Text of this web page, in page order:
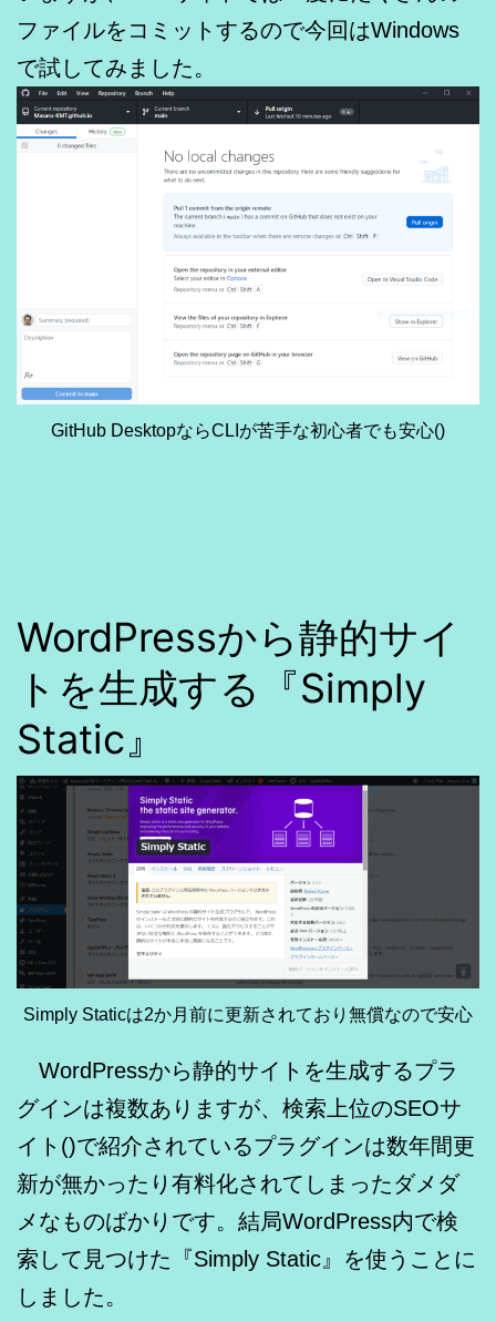
ファイルをコミットするので今回はWindows
で試してみました。
GitHub DesktopならCLIが苦手な初心者でも安心()
WordPressから静的サイ
トを生成する『Simply
Static』
Simply Staticは2か月前に更新されており無償なので安心
WordPressから静的サイトを生成するプラ
グインは複数ありますが、検索上位のSEOサ
イト()で紹介されているプラグインは数年間更
新が無かったり有料化されてしまったダメダ
メなものばかりです。結局WordPress内で検
索して見つけた『Simply Static』を使うことに
しました。